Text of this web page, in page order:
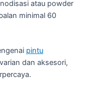
atau powder
minimal 60
pintu
dan aksesori,